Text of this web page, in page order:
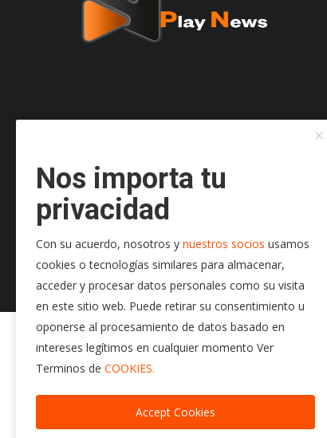
Copyright 2024 Radio Play Stereo- Todos los
Nos importa tu
privacidad
Con su acuerdo, nosotros y nuestros socios usamos
cookies o tecnologías similares para almacenar,
acceder y procesar datos personales como su visita
en este sitio web. Puede retirar su consentimiento u
oponerse al procesamiento de datos basado en
intereses legítimos en cualquier momento Ver
Terminos de COOKIES.
Accept Cookies
95.7 f.m.
Radio Play Stereo
audio/images/p3.jpg
https://radioplaystereo.com